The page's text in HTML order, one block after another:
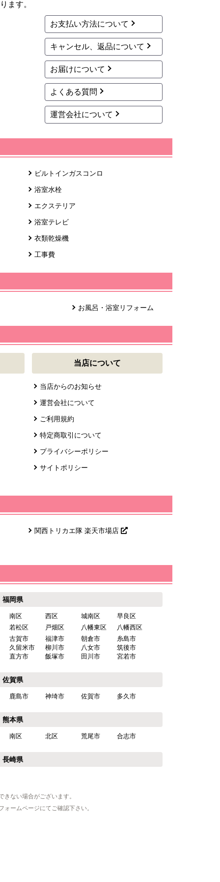
ます。
お支払い方法について
キャンセル、返品について
お届けについて
よくある質問
運営会社について
ビルトインガスコンロ
浴室水栓
エクステリア
浴室テレビ
衣類乾燥機
工事費
お風呂・浴室リフォーム
当店について
当店からのお知らせ
運営会社について
ご利用規約
特定商取引について
プライバシーポリシー
サイトポリシー
関西トリカエ隊 楽天市場店
福岡県
南区 西区 城南区
早良区
若松区
戸畑区 八幡東区
八幡西区
古賀市
福津市 朝倉市
糸島市
久留米市
柳川市 八女市
筑後市
直方市
飯塚市 田川市 宮若市
佐賀県
鹿島市 神埼市 佐賀市 多久市
熊本県
南区 北区 荒尾市 合志市
長崎県
ない場合がございます。
ームページにてご確認下さい。